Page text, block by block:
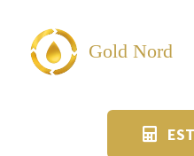
contenu
Gold Nord